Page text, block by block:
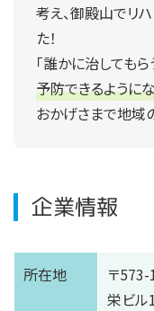
考え、御殿山でリ
た！
「誰かに治してもら
予防できるように
おかげさまで地域
企業情報
所在地
〒
栄ビル